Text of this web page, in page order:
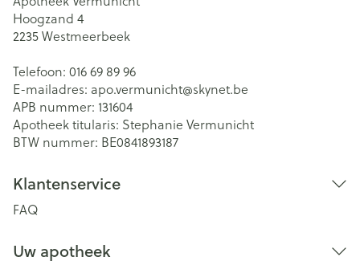
Hoogzand 4
2235Westmeerbeek
Telefoon: 016 69 89 96
E-mailadres: apo.vermunicht@skynet.be
APB nummer: 131604
Apotheek titularis: Stephanie Vermunicht
BTW nummer: BE0841893187
Klantenservice
FAQ
Uw apotheek